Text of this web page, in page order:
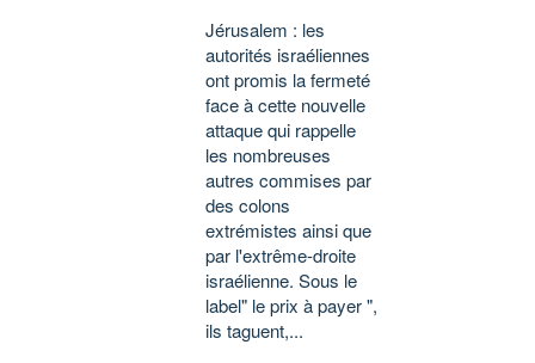
Jérusalem : les
autorités israéliennes
ont promis la fermeté
face à cette nouvelle
attaque qui rappelle
les nombreuses
autres commises par
des colons
extrémistes ainsi que
par l'extrême-droite
israélienne. Sous le
label" le prix à payer ",
ils taguent,...